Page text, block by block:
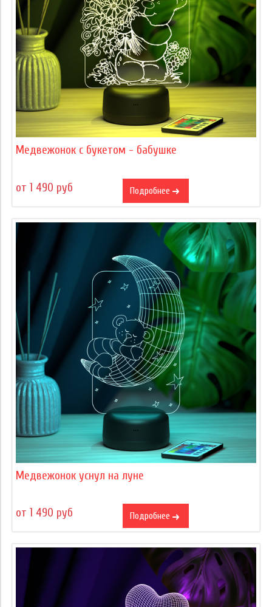
Медвежонок с букетом - бабушке
от 1 490 руб Подробнее
Медвежонок уснул на луне
от 1 490 руб Подробнее